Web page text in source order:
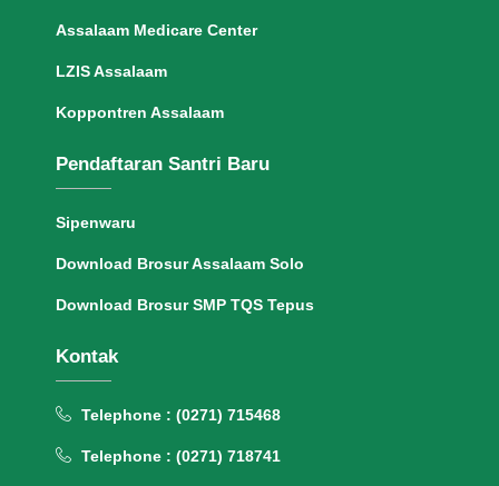
Assalaam Medicare Center
LZIS Assalaam
Koppontren Assalaam
Pendaftaran Santri Baru
Sipenwaru
Download Brosur Assalaam Solo
Download Brosur SMP TQS Tepus
Kontak
Telephone : (0271) 715468
Telephone : (0271) 718741